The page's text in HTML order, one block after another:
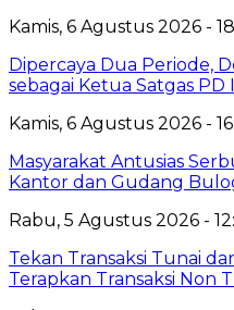
Kamis, 6 Agustus 2026 -
Dipercaya Dua Periode,
sebagai Ketua Satgas PD
Kamis, 6 Agustus 2026 -
Masyarakat Antusias
Kantor dan Gudang
Rabu, 5 Agustus 2026 -
Tekan Transaksi Tunai
Terapkan Transaksi Non